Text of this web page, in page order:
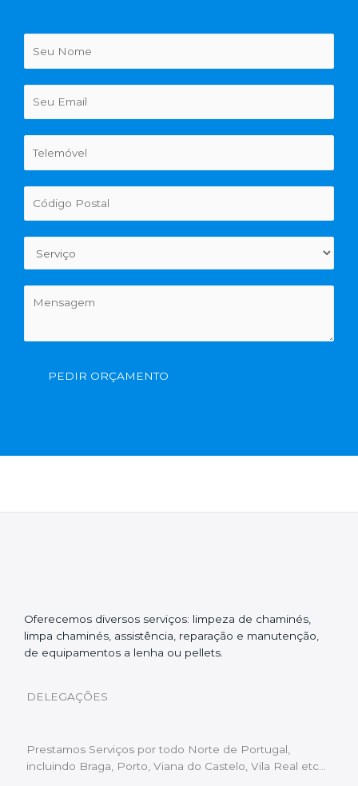
PEDIR ORÇAMENTO
Oferecemos diversos serviços: limpeza de chaminés,
limpa chaminés, assistência, reparação e manutenção,
de equipamentos a lenha ou pellets.
DELEGAÇÕES
Prestamos Serviços por todo Norte de Portugal,
incluindo Braga, Porto, Viana do Castelo, Vila Real etc…